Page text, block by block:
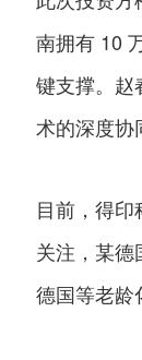
南拥有 10
键支撑。赵
术的深度协
目前，得
关注，某德
德国等老龄